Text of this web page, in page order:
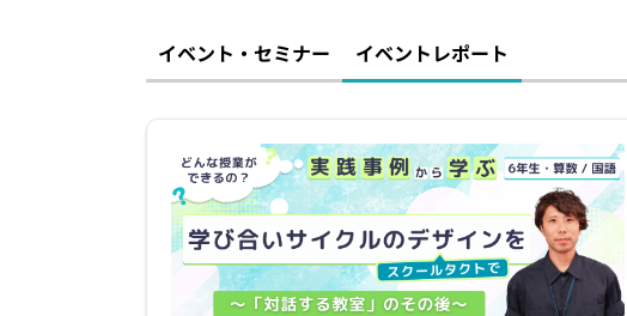
イベント・セミナー イベントレポート